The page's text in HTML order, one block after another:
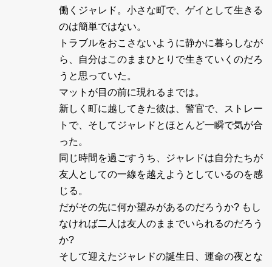
働くジャレド。小さな町で、ゲイとして生きる
のは簡単ではない。
トラブルをおこさないように静かに暮らしなが
ら、自分はこのままひとりで生きていくのだろ
うと思っていた。
マットが目の前に現れるまでは。
新しく町に越してきた彼は、警官で、ストレー
トで、そしてジャレドとほとんど一瞬で気が合
った。
同じ時間を過ごすうち、ジャレドは自分たちが
友人としての一線を越えようとしているのを感
じる。
だがその先に何か望みがあるのだろうか? もし
なければ二人は友人のままでいられるのだろう
か?
そして迎えたジャレドの誕生日、運命の夜とな